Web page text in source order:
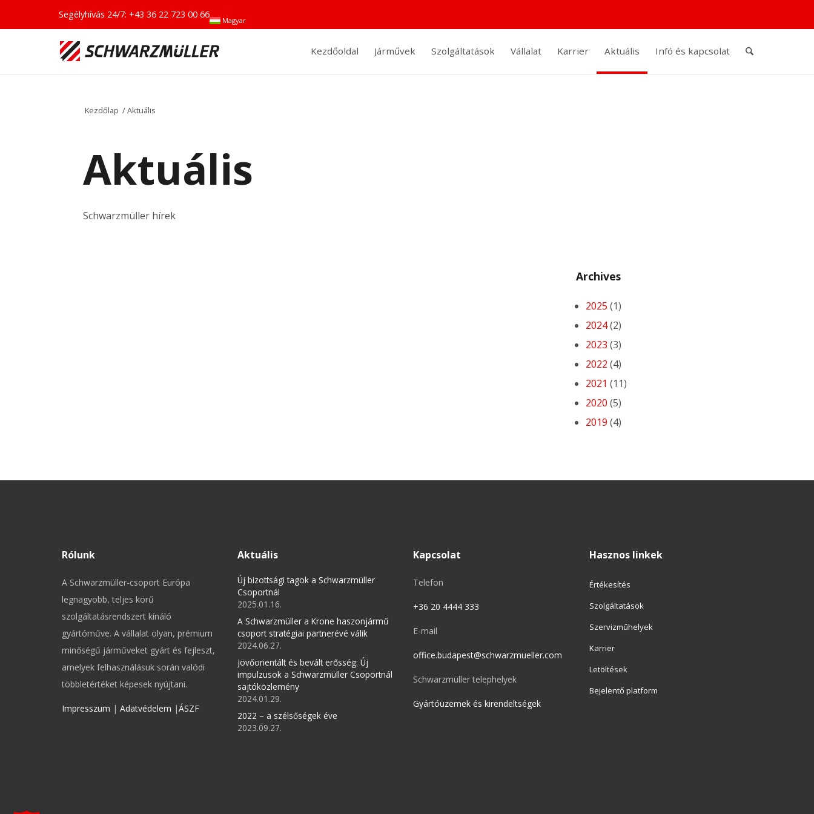
Magyar
Segélyhívás 24/7: +43 36 22 723 00 66
Kezdőoldal Járművek Szolgáltatások Vállalat Karrier Aktuális Infó és kapcsolat
Kezdőlap /Aktuális
Aktuális
Schwarzmüller hírek
Archives
2025 (1)
2024(2)
2023 (3)
2022 (4)
2021 (11)
2020 (5)
2019 (4)
Rólunk
A Schwarzmüller-csoport Európa
legnagyobb, teljes körű
szolgáltatásrendszert kínáló
gyártóműve. A vállalat olyan, prémium
minőségű járműveket gyárt és fejleszt,
amelyek felhasználásuk során valódi
többletértéket képesek nyújtani.
Impresszum | Adatvédelem |ÁSZF
Aktuális
Új bizottsági tagok a Schwarzmüller
Csoportnál
2025.01.16.
A Schwarzmüller a Krone haszonjármű
csoport stratégiai partnerévé válik
2024.06.27.
Jövőorientált és bevált erősség: Új
impulzusok a Schwarzmüller Csoportnál
sajtóközlemény
2024.01.29.
2022 – a szélsőségek éve
2023.09.27.
Kapcsolat
Telefon
+36 20 4444 333
E-mail
office.budapest@schwarzmueller.com
Schwarzmüller telephelyek
Gyártóüzemek és kirendeltségek
Hasznos linkek
Értékesítés
Szolgáltatások
Szervizműhelyek
Karrier
Letöltések
Bejelentő platform